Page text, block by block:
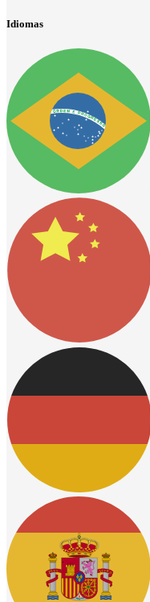
Idiomas